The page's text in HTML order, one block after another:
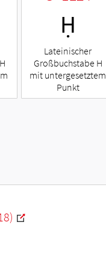
Ḥ
Lateinischer
Großbuchstabe H
mit untergesetztem
Punkt